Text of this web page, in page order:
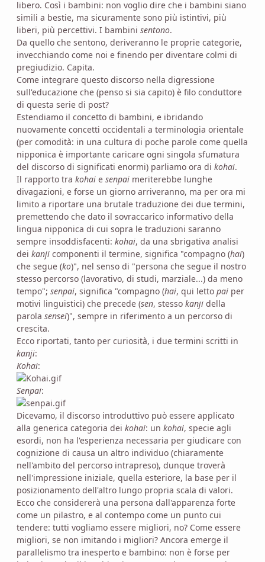
libero. Così i bambini: non voglio dire che i bambini siano
simili a bestie, ma sicuramente sono più istintivi, più
liberi, più percettivi. I bambini sentono.
Da quello che sentono, deriveranno le proprie categorie,
invecchiando come noi e finendo per diventare colmi di
pregiudizio. Capita.
Come integrare questo discorso nella digressione
sull'educazione che (penso si sia capito) è filo conduttore
di questa serie di post?
Estendiamo il concetto di bambini, e ibridando
nuovamente concetti occidentali a terminologia orientale
(per comodità: in una cultura di poche parole come quella
nipponica è importante caricare ogni singola sfumatura
del discorso di significati enormi) parliamo ora di kohai.
Il rapporto tra kohai e senpai meriterebbe lunghe
divagazioni, e forse un giorno arriveranno, ma per ora mi
limito a riportare una brutale traduzione dei due termini,
premettendo che dato il sovraccarico informativo della
lingua nipponica di cui sopra le traduzioni saranno
sempre insoddisfacenti: kohai, da una sbrigativa analisi
dei kanji componenti il termine, significa "compagno (hai)
che segue (ko)", nel senso di "persona che segue il nostro
stesso percorso (lavorativo, di studi, marziale...) da meno
tempo"; senpai, significa "compagno (hai, qui letto pai per
motivi linguistici) che precede (sen, stesso kanji della
parola sensei)", sempre in riferimento a un percorso di
crescita.
Ecco riportati, tanto per curiosità, i due termini scritti in
kanji:
Kohai:
Senpai:
Dicevamo, il discorso introduttivo può essere applicato
alla generica categoria dei kohai: un kohai, specie agli
esordi, non ha l'esperienza necessaria per giudicare con
cognizione di causa un altro individuo (chiaramente
nell'ambito del percorso intrapreso), dunque troverà
nell'impressione iniziale, quella esteriore, la base per il
posizionamento dell'altro lungo propria scala di valori.
Ecco che considererà una persona dall'apparenza forte
come un pilastro, e al contempo come un punto cui
tendere: tutti vogliamo essere migliori, no? Come essere
migliori, se non imitando i migliori? Ancora emerge il
parallelismo tra inesperto e bambino: non è forse per